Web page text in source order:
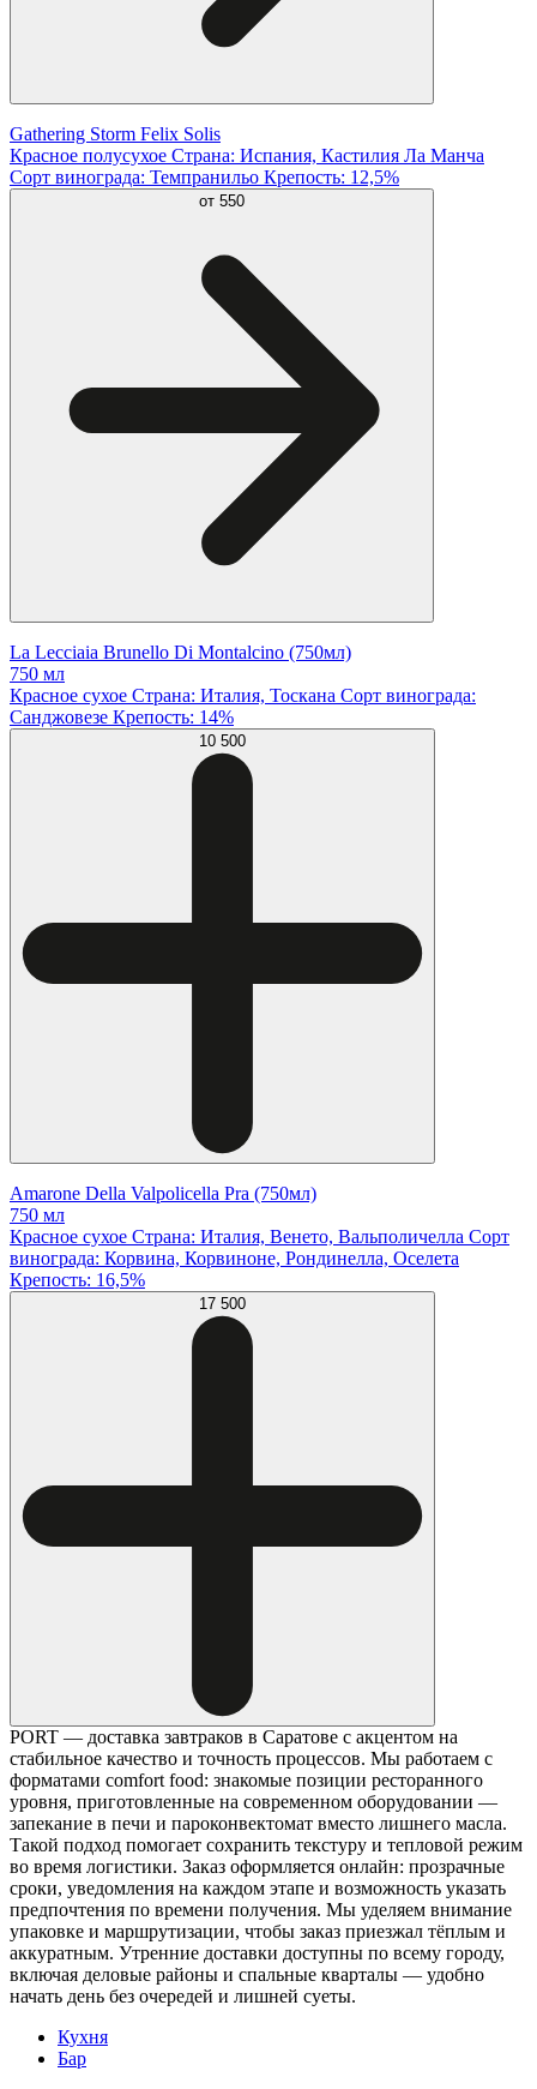
Gathering Storm Felix Solis
Красное полусухое Страна: Испания, Кастилия Ла Манча
Сорт винограда: Темпранильо Крепость: 12,5%
от 550
La Lecciaia Brunello Di Montalcino (750мл)
750 мл
Красное сухое Страна: Италия, Тоскана Сорт винограда:
Санджовезе Крепость: 14%
10 500
Amarone Della Valpolicella Pra (750мл)
750 мл
Красное сухое Страна: Италия, Венето, Вальполичелла Сорт
винограда: Корвина, Корвиноне, Рондинелла, Оселета
Крепость: 16,5%
17 500
PORT — доставка завтраков в Саратове с акцентом на
стабильное качество и точность процессов. Мы работаем с
форматами comfort food: знакомые позиции ресторанного
уровня, приготовленные на современном оборудовании —
запекание в печи и пароконвектомат вместо лишнего масла.
Такой подход помогает сохранить текстуру и тепловой режим
во время логистики. Заказ оформляется онлайн: прозрачные
сроки, уведомления на каждом этапе и возможность указать
предпочтения по времени получения. Мы уделяем внимание
упаковке и маршрутизации, чтобы заказ приезжал тёплым и
аккуратным. Утренние доставки доступны по всему городу,
включая деловые районы и спальные кварталы — удобно
начать день без очередей и лишней суеты.
Кухня
Бар